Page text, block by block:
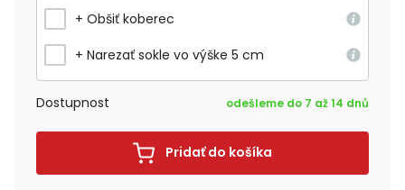
+ Obšiť koberec
+ Narezať sokle vo výške 5 cm
Dostupnost odešleme do 7 až 14 dnů
Pridať do košíka